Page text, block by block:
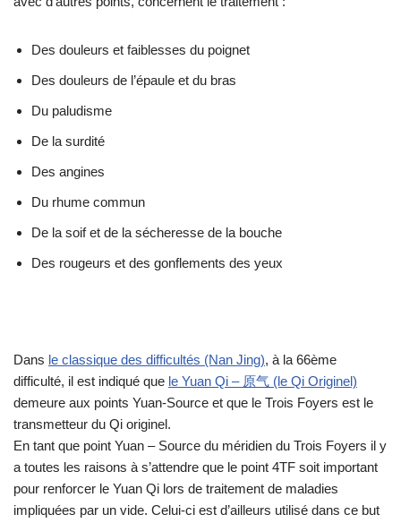
Des douleurs et faiblesses du poignet
Des douleurs de l’épaule et du bras
Du paludisme
De la surdité
Des angines
Du rhume commun
De la soif et de la sécheresse de la bouche
Des rougeurs et des gonflements des yeux
Dans le classique des difficultés (Nan Jing), à la 66ème
difficulté, il est indiqué que le Yuan Qi – 原气 (le Qi Originel)
demeure aux points Yuan-Source et que le Trois Foyers est le
transmetteur du Qi originel.
En tant que point Yuan – Source du méridien du Trois Foyers il y
a toutes les raisons à s’attendre que le point 4TF soit important
pour renforcer le Yuan Qi lors de traitement de maladies
impliquées par un vide. Celui-ci est d’ailleurs utilisé dans ce but